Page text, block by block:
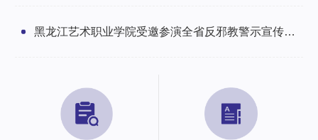
场感谢信
黑龙江艺术职业学院受邀参演全省反邪教警示宣传文